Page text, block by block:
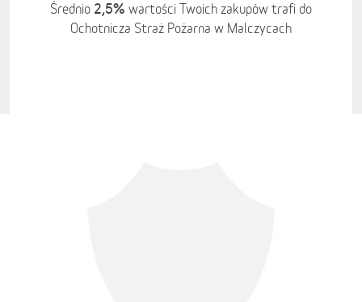
Średnio 2,5% wartości Twoich zakupów trafi do
Ochotnicza Straż Pożarna w Malczycach